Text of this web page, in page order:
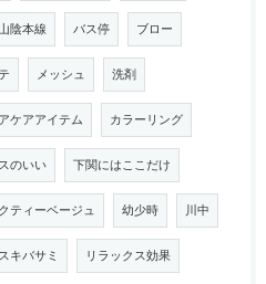
山陰本線 バス停 ブロー
メッシュ 洗剤
ケアアイテム カラーリング
のいい 下関にはここだけ
ティーベージュ 幼少時 川中
スキバサミ リラックス効果